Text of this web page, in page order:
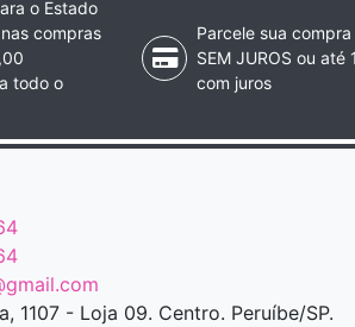
o Estado
compras
todo o
Parcele sua
SEM JUROS ou até
com juros
1107 - Loja 09. Centro. Peruíbe/SP.